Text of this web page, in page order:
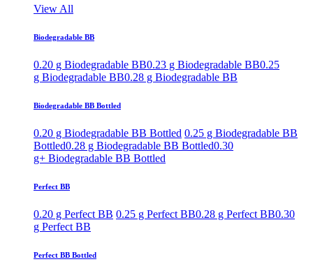
View All
Biodegradable BB
0.20 g Biodegradable BB0.23 g Biodegradable BB0.25
g Biodegradable BB0.28 g Biodegradable BB
Biodegradable BB Bottled
0.20 g Biodegradable BB Bottled 0.25 g Biodegradable BB
Bottled0.28 g Biodegradable BB Bottled0.30
g+ Biodegradable BB Bottled
Perfect BB
0.20 g Perfect BB 0.25 g Perfect BB0.28 g Perfect BB0.30
g Perfect BB
Perfect BB Bottled